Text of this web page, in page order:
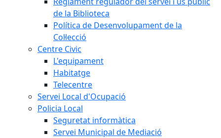
de la Biblioteca
Política de Desenvolupament de la
Col·lecció
Centre Civic
L'equipament
Habitatge
Telecentre
Servei Local d'Ocupació
Policia Local
Seguretat informàtica
Servei Municipal de Mediació